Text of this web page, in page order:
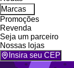
Marcas
Promoções
Revenda
Seja um parceiro
Nossas lojas
Insira seu CEP